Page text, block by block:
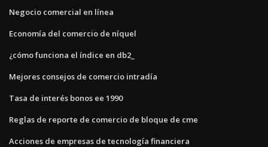
Negocio comercial en línea
Economía del comercio de níquel
¿cómo funciona el índice en db2_
Mejores consejos de comercio intradía
Tasa de interés bonos ee 1990
Reglas de reporte de comercio de bloque de cme
Acciones de empresas de tecnología financiera